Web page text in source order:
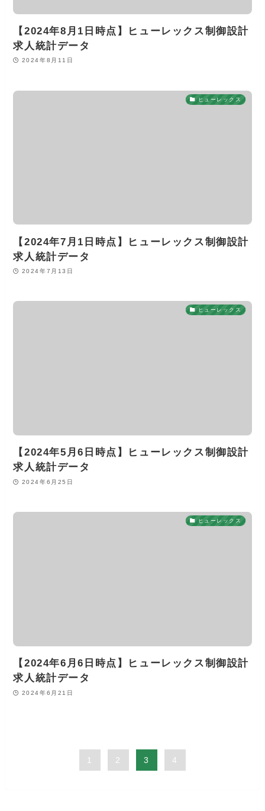
【2024年8月1日時点】ヒューレックス制御設計
求人統計データ
2024年8月11日
ヒューレックス
【2024年7月1日時点】ヒューレックス制御設計
求人統計データ
2024年7月13日
ヒューレックス
【2024年5月6日時点】ヒューレックス制御設計
求人統計データ
2024年6月25日
ヒューレックス
【2024年6月6日時点】ヒューレックス制御設計
求人統計データ
2024年6月21日
1 2 3 4